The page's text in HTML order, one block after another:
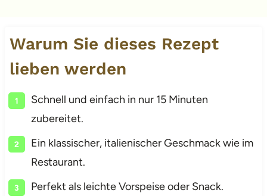
Warum Sie dieses Rezept
lieben werden
Schnell und einfach in nur 15 Minuten
zubereitet.
Ein klassischer, italienischer Geschmack wie im
Restaurant.
Perfekt als leichte Vorspeise oder Snack.